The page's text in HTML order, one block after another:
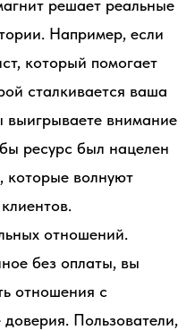
решает реальные
Например, если
который помогает
сталкивается ваша
выигрываете внимание
ресурс был нацелен
которые волнуют
отношений.
без оплаты, вы
отношения с
Пользователи,